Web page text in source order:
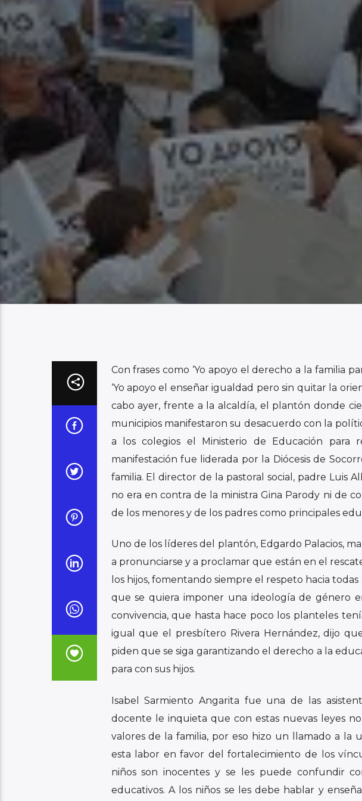
Con frases como ‘Yo apoyo el derecho a la familia
‘Yo apoyo el enseñar igualdad pero sin quitar la
cabo ayer, frente a la alcaldía, el plantón donde
municipios manifestaron su desacuerdo con la
a los colegios el Ministerio de Educación para
manifestación fue liderada por la Diócesis de
familia. El director de la pastoral social, padre Luis
no era en contra de la ministra Gina Parody ni de
de los menores y de los padres como principales
Uno de los líderes del plantón, Edgardo Palacios,
a pronunciarse y a proclamar que están en el
los hijos, fomentando siempre el respeto hacia
que se quiera imponer una ideología de género
convivencia, que hasta hace poco los planteles
igual que el presbítero Rivera Hernández, dijo
piden que se siga garantizando el derecho a la
para con sus hijos.
Isabel Sarmiento Angarita fue una de las
docente le inquieta que con estas nuevas leyes
valores de la familia, por eso hizo un llamado a la
esta labor en favor del fortalecimiento de los
niños son inocentes y se les puede confundir
educativos. A los niños se les debe hablar y